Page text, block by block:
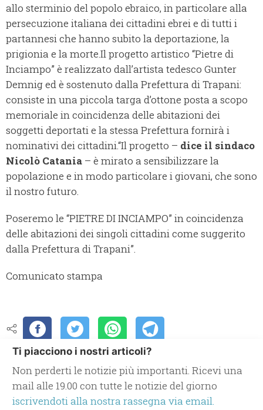
allo sterminio del popolo ebraico, in particolare alla
persecuzione italiana dei cittadini ebrei e di tutti i
partannesi che hanno subito la deportazione, la
prigionia e la morte.Il progetto artistico “Pietre di
Inciampo” è realizzato dall’artista tedesco Gunter
Demnig ed è sostenuto dalla Prefettura di Trapani:
consiste in una piccola targa d’ottone posta a scopo
memoriale in coincidenza delle abitazioni dei
soggetti deportati e la stessa Prefettura fornirà i
nominativi dei cittadini.“Il progetto – dice il sindaco
Nicolò Catania – è mirato a sensibilizzare la
popolazione e in modo particolare i giovani, che sono
il nostro futuro.
Poseremo le “PIETRE DI INCIAMPO” in coincidenza
delle abitazioni dei singoli cittadini come suggerito
dalla Prefettura di Trapani”.
Comunicato stampa
Ti piacciono i nostri articoli?
Non perderti le notizie più importanti. Ricevi una
mail alle 19.00 con tutte le notizie del giorno
iscrivendoti alla nostra rassegna via email.